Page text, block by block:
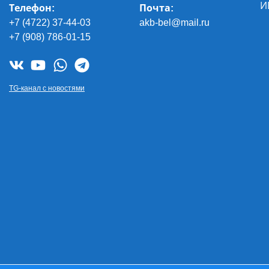
Телефон:
+7 (4722) 37-44-03
+7 (908) 786-01-15
Почта:
akb-bel@mail.ru
TG-канал с новостями